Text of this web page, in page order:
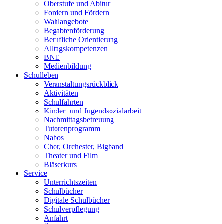
Oberstufe und Abitur
Fordern und Fördern
Wahlangebote
Begabtenförderung
Berufliche Orientierung
Alltagskompetenzen
BNE
Medienbildung
Schulleben
Veranstaltungsrückblick
Aktivitäten
Schulfahrten
Kinder- und Jugendsozialarbeit
Nachmittagsbetreuung
Tutorenprogramm
Nabos
Chor, Orchester, Bigband
Theater und Film
Bläserkurs
Service
Unterrichtszeiten
Schulbücher
Digitale Schulbücher
Schulverpflegung
Anfahrt